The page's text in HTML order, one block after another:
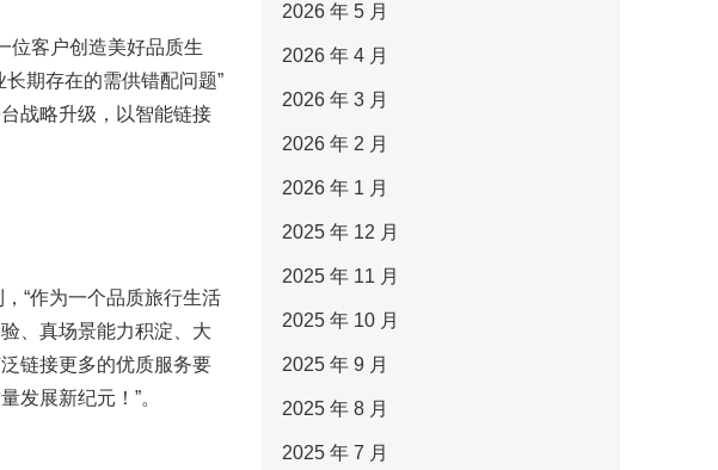
位客户创造美好品质生
期存在的需供错配问题”
战略升级，以智能链接
“作为一个品质旅行生活
、真场景能力积淀、大
链接更多的优质服务要
发展新纪元！”。
2026 年 5 月
2026 年 4 月
2026 年 3 月
2026 年 2 月
2026 年 1 月
2025 年 12 月
2025 年 11 月
2025 年 10 月
2025 年 9 月
2025 年 8 月
2025 年 7 月